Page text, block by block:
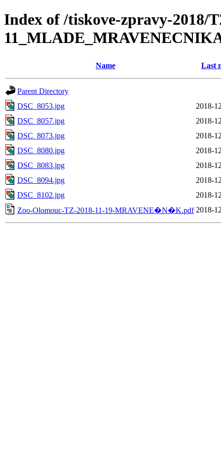
Index of /tiskove-zpravy-2018/
Name Last
Parent Directory
DSC_8053.jpg
2018-
DSC_8057.jpg
2018-
DSC_8073.jpg
2018-
DSC_8080.jpg
2018-
DSC_8083.jpg
2018-
DSC_8094.jpg
2018-
DSC_8102.jpg
2018-
Zoo-Olomouc-TZ-2018-11-19-MRAVENE�N�K.pdf 2018-